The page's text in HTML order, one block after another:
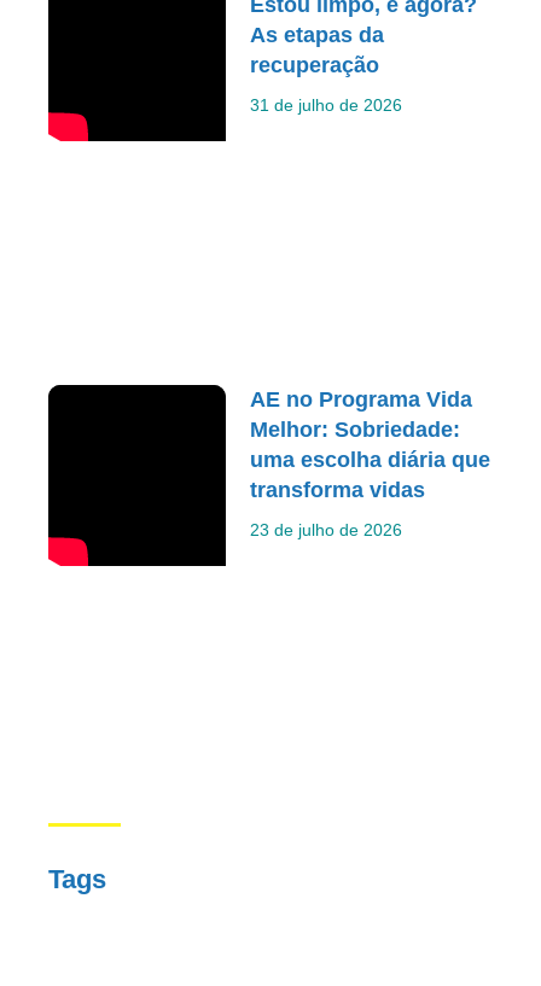
As etapas da
recuperação
31 de julho de 2026
AE no Programa Vida
Melhor: Sobriedade:
uma escolha diária que
transforma vidas
23 de julho de 2026
Tags